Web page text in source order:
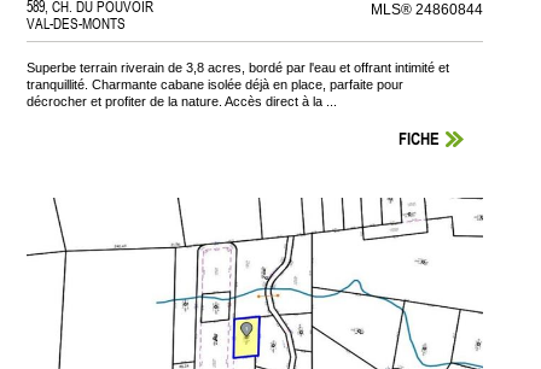
589, CH. DU POUVOIR
VAL-DES-MONTS
MLS® 24860844
Superbe terrain riverain de 3,8 acres, bordé par l'eau et offrant intimité et
tranquillité. Charmante cabane isolée déjà en place, parfaite pour
décrocher et profiter de la nature. Accès direct à la ...
FICHE